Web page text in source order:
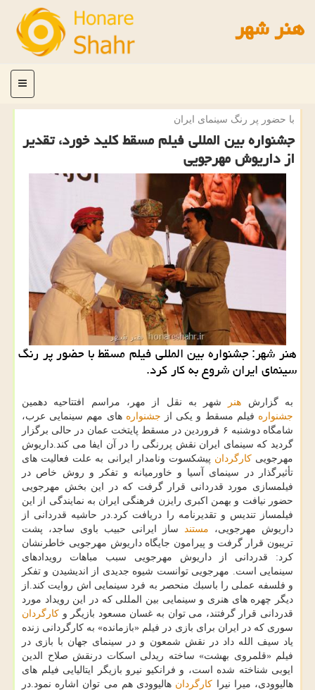
هنر شهر
منو
با حضور پر رنگ سینمای ایران
جشنواره بین المللی فیلم مسقط كلید خورد، تقدیر
از داریوش مهرجویی
هنر شهر: جشنواره بین المللی فیلم مسقط با حضور پر رنگ
سینمای ایران شروع به كار كرد.
به گزارش هنر
شهر به نقل از مهر، مراسم افتتاحیه دهمین
جشنواره فیلم مسقط و یكی از جشنواره های مهم سینمایی عرب،
شامگاه دوشنبه ۶ فروردین در مسقط پایتخت عمان در حالی برگزار
گردید كه سینمای ایران نقش پررنگی را در آن ایفا می كند.داریوش
مهرجوییكارگردان پیشكسوت ونامدار ایرانی به علت فعالیت های
تأثیرگذار در سینمای آسیا و خاورمیانه و تفكر و روش خاص در
فیلمسازی مورد قدردانی قرار گرفت كه در این بخش مهرجویی
حضور نیافت و بهمن اكبری رایزن فرهنگی ایران به نمایندگی از این
فیلمساز تندیس و تقدیرنامه را دریافت كرد.در حاشیه قدردانی از
داریوش مهرجویی، مستند ساز ایرانی حبیب باوی ساجد، پشت
تریبون قرار گرفت و پیرامون جایگاه داریوش مهرجویی خاطرنشان
كرد: قدردانی از داریوش مهرجویی سبب مباهات رویدادهای
سینمایی است. مهرجویی توانست شیوه جدیدی از اندیشیدن و تفكر
و فلسفه عملی را باسبك منحصر به فرد سینمایی اش روایت كند.از
دیگر چهره های هنری و سینمایی بین المللی كه در این رویداد مورد
قدردانی قرار گرفتند، می توان به غسان مسعود بازیگر و كارگردان
سوری كه در ایران برای بازی در فیلم «بازمانده» به كارگردانی زنده
یاد سیف الله داد در نقش شمعون و در سینمای جهان با بازی در
فیلم «قلمروی بهشت» ساخته ریدلی اسكات درنقش صلاح الدین
ایوبی شناخته شده است، و فرانكیو نیرو بازیگر ایتالیایی فیلم های
هالیوودی، میرا نیرا كارگردان هالیوودی هم می توان اشاره نمود.در